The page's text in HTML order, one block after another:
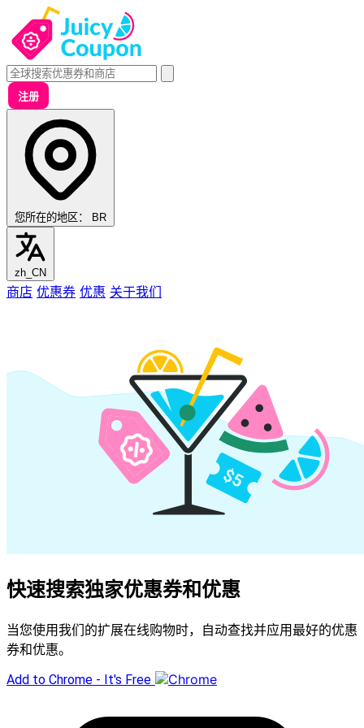
注册
您所在的地区： BR
zh_CN
商店 优惠券 优惠 关于我们
快速搜索独家优惠券和优惠
当您使用我们的扩展在线购物时，自动查找并应用最好的优惠
券和优惠。
Add to Chrome - It's Free